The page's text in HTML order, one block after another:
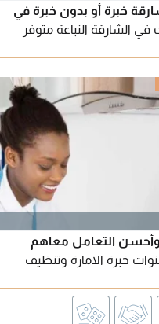
خبرة أو بدون خبرة في
النسبة 35% وتارجت في الشارقة النباعة متوفر
وأحسن التعامل معاهم
خبرة الامارة وتنظيف